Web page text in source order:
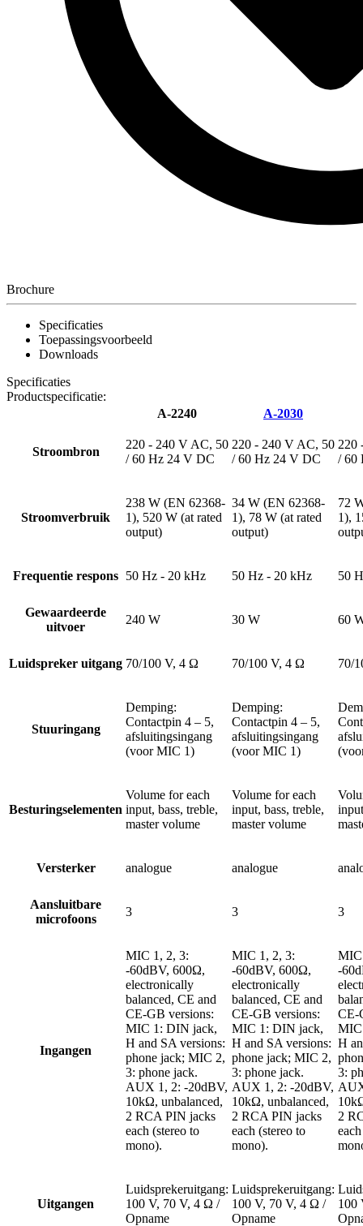
Brochure
Specificaties
Toepassingsvoorbeeld
Downloads
Specificaties
Productspecificatie:
A-2240
A-2030
Stroombron
220 - 240 V AC, 50
/ 60 Hz 24 V DC
220 - 240 V AC, 50
/ 60 Hz 24 V DC
220
/ 60
Stroomverbruik
238 W (EN 62368-
1), 520 W (at rated
output)
34 W (EN 62368-
1), 78 W (at rated
output)
72
1),
Frequentie respons 50 Hz - 20 kHz 50 Hz - 20 kHz 50
Gewaardeerde
uitvoer
240 W 30 W 60
Luidspreker uitgang 70/100 V, 4 Ω 70/100 V, 4 Ω 70/
Stuuringang
Demping:
Contactpin 4 – 5,
afsluitingsingang
(voor MIC 1)
Demping:
Contactpin 4 – 5,
afsluitingsingang
(voor MIC 1)
Besturingselementen
Volume for each
input, bass, treble,
master volume
Volume for each
input, bass, treble,
master volume
Versterker analogue analogue
Aansluitbare
microfoons
3 3 3
Ingangen
MIC 1, 2, 3:
-60dBV, 600Ω,
electronically
balanced, CE and
CE-GB versions:
MIC 1: DIN jack,
H and SA versions:
phone jack; MIC 2,
3: phone jack.
AUX 1, 2: -20dBV,
10kΩ, unbalanced,
2 RCA PIN jacks
each (stereo to
mono).
MIC 1, 2, 3:
-60dBV, 600Ω,
electronically
balanced, CE and
CE-GB versions:
MIC 1: DIN jack,
H and SA versions:
phone jack; MIC 2,
3: phone jack.
AUX 1, 2: -20dBV,
10kΩ, unbalanced,
2 RCA PIN jacks
each (stereo to
mono).
MIC
-
CE-
H
3:
2
Uitgangen
Luidsprekeruitgang:
100 V, 70 V, 4 Ω /
Opname
Luidsprekeruitgang:
100 V, 70 V, 4 Ω /
Opname
100